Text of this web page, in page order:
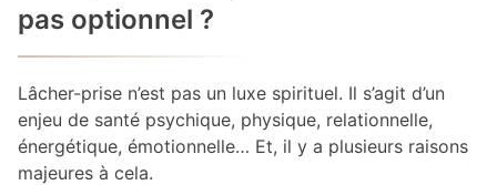
pas optionnel ?
Lâcher-prise n’est pas un luxe spirituel. Il s’agit d’un
enjeu de santé psychique, physique, relationnelle,
énergétique, émotionnelle… Et, il y a plusieurs raisons
majeures à cela.